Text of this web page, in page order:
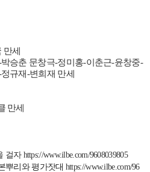
세
박승춘 문창극-정미홍-이춘근-윤창중-
정규재-변희재 만세
만세
걸자 https://www.ilbe.com/9608039805
뿌리와 평가잣대 https://www.ilbe.com/96